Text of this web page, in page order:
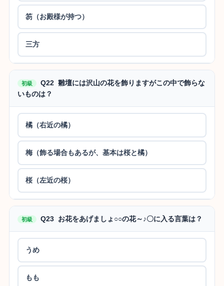
笏（お殿様が持つ）
三方
初級
Q22 雛壇には沢山の花を飾りますがこの中で飾らな
いものは？
橘（右近の橘）
梅（飾る場合もあるが、基本は桜と橘）
桜（左近の桜）
初級 Q23 お花をあげましょ○○の花～♪〇に入る言葉は？
うめ
もも